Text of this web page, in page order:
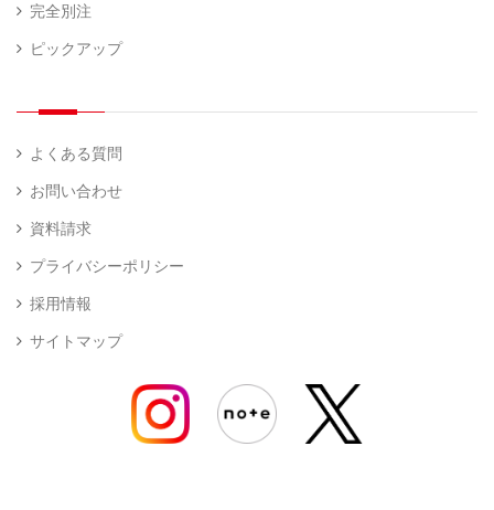
完全別注
ピックアップ
よくある質問
お問い合わせ
資料請求
プライバシーポリシー
採用情報
サイトマップ